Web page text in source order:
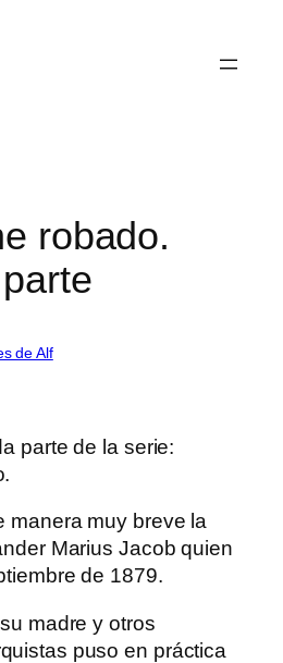
robado.
de Alf
parte de la serie:
manera muy breve la
Marius Jacob quien
de 1879.
madre y otros
puso en práctica